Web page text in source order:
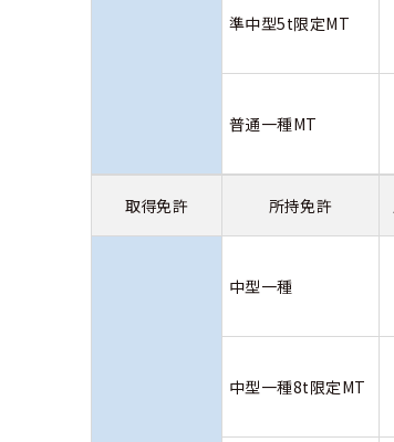
準中型5t限定MT
普通一種MT
取得免許 所持免許
中型一種
中型一種8t限定MT